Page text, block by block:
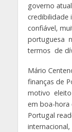
governo
credibilidade
confiável,
portuguesa
termos de
Mário
finanças de
motivo eleito
em boa-hora
Portugal